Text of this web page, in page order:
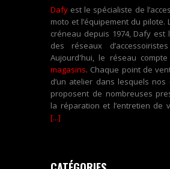
Dafy est le spécialiste de
moto et l’équipement du pilote.
créneau depuis 1974, Dafy est
des réseaux
Aujourd'hui, le réseau
magasins. Chaque point de
d’un atelier dans lesquels nos
proposent de nombreuses
la réparation et l’entretien de
[...]